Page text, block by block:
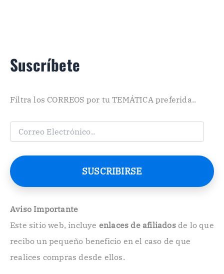
Suscríbete
Filtra los CORREOS por tu TEMÁTICA preferida..
C
e
o
e
t
ó
n
SUSCRIBIRSE
Aviso Importante
Este sitio web, incluye enlaces de afiliadosde lo que
recibo un pequeño beneficio en el caso de que
realices compras desde ellos.